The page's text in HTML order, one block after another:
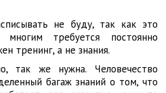
не буду, так как это
требуется постоянно
тренинг, а не знания.
так же нужна. Человечество
багаж знаний о том, что